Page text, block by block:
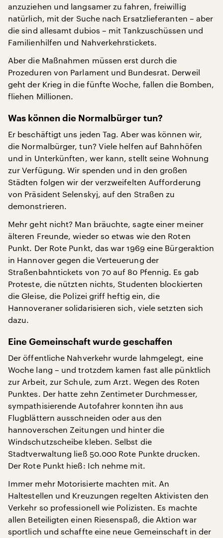
anzuziehen und langsamer zu fahren, freiwillig
natürlich, mit der Suche nach Ersatzlieferanten – aber
die sind allesamt dubios – mit Tankzuschüssen und
Familienhilfen und Nahverkehrstickets.
Aber die Maßnahmen müssen erst durch die
Prozeduren von Parlament und Bundesrat. Derweil
geht der Krieg in die fünfte Woche, fallen die Bomben,
fliehen Millionen.
Was können die Normalbürger tun?
Er beschäftigt uns jeden Tag. Aber was können wir,
die Normalbürger, tun? Viele helfen auf Bahnhöfen
und in Unterkünften, wer kann, stellt seine Wohnung
zur Verfügung. Wir spenden und in den großen
Städten folgen wir der verzweifelten Aufforderung
von Präsident Selenskyj, auf den Straßen zu
demonstrieren.
Mehr geht nicht? Man bräuchte, sagte einer meiner
älteren Freunde, wieder so etwas wie den Roten
Punkt. Der Rote Punkt, das war 1969 eine Bürgeraktion
in Hannover gegen die Verteuerung der
Straßenbahntickets von 70 auf 80 Pfennig. Es gab
Proteste, die nützten nichts, Studenten blockierten
die Gleise, die Polizei griff heftig ein, die
Hannoveraner solidarisieren sich, viele setzten sich
dazu.
Eine Gemeinschaft wurde geschaffen
Der öffentliche Nahverkehr wurde lahmgelegt, eine
Woche lang – und trotzdem kamen fast alle pünktlich
zur Arbeit, zur Schule, zum Arzt. Wegen des Roten
Punktes. Der hatte zehn Zentimeter Durchmesser,
sympathisierende Autofahrer konnten ihn aus
Flugblättern ausschneiden oder aus den
hannoverschen Zeitungen und hinter die
Windschutzscheibe kleben. Selbst die
Stadtverwaltung ließ 50.000 Rote Punkte drucken.
Der Rote Punkt hieß: Ich nehme mit.
Immer mehr Motorisierte machten mit. An
Haltestellen und Kreuzungen regelten Aktivisten den
Verkehr so professionell wie Polizisten. Es machte
allen Beteiligten einen Riesenspaß, die Aktion war
sportlich und schaffte eine neue Gemeinschaft in der